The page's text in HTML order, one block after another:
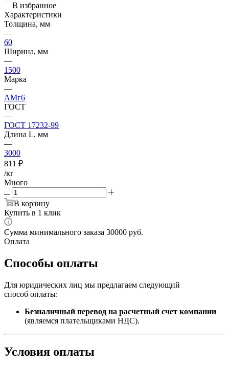
В избранное
Характеристики
Толщина, мм
—
60
Ширина, мм
—
1500
Марка
—
АМг6
ГОСТ
—
ГОСТ 17232-99
Длина L, мм
—
3000
811 ₽
/кг
Много
В корзину
Купить в 1 клик
Сумма минимального заказа 30000 руб.
Оплата
Способы оплаты
Для юридических лиц мы предлагаем следующий
способ оплаты:
Безналичный перевод на расчетный счет компании
(являемся плательщиками НДС).
Условия оплаты